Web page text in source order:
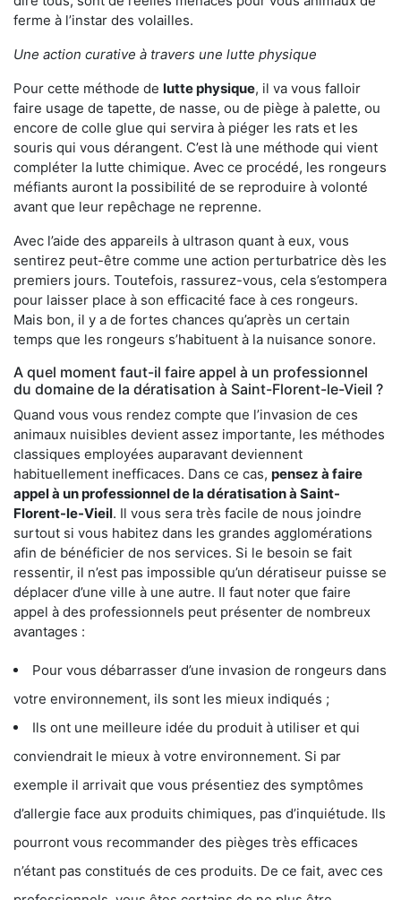
ferme à l’instar des volailles.
Une action curative à travers une lutte physique
Pour cette méthode de lutte physique, il va vous falloir
faire usage de tapette, de nasse, ou de piège à palette, ou
encore de colle glue qui servira à piéger les rats et les
souris qui vous dérangent. C’est là une méthode qui vient
compléter la lutte chimique. Avec ce procédé, les rongeurs
méfiants auront la possibilité de se reproduire à volonté
avant que leur repêchage ne reprenne.
Avec l’aide des appareils à ultrason quant à eux, vous
sentirez peut-être comme une action perturbatrice dès les
premiers jours. Toutefois, rassurez-vous, cela s’estompera
pour laisser place à son efficacité face à ces rongeurs.
Mais bon, il y a de fortes chances qu’après un certain
temps que les rongeurs s’habituent à la nuisance sonore.
A quel moment faut-il faire appel à un professionnel
du domaine de la dératisation à Saint-Florent-le-Vieil ?
Quand vous vous rendez compte que l’invasion de ces
animaux nuisibles devient assez importante, les méthodes
classiques employées auparavant deviennent
habituellement inefficaces. Dans ce cas, pensez à faire
appel à un professionnel de la dératisation à Saint-
Florent-le-Vieil. Il vous sera très facile de nous joindre
surtout si vous habitez dans les grandes agglomérations
afin de bénéficier de nos services. Si le besoin se fait
ressentir, il n’est pas impossible qu’un dératiseur puisse se
déplacer d’une ville à une autre. Il faut noter que faire
appel à des professionnels peut présenter de nombreux
avantages :
Pour vous débarrasser d’une invasion de rongeurs dans
votre environnement, ils sont les mieux indiqués ;
Ils ont une meilleure idée du produit à utiliser et qui
conviendrait le mieux à votre environnement. Si par
exemple il arrivait que vous présentiez des symptômes
d’allergie face aux produits chimiques, pas d’inquiétude. Ils
pourront vous recommander des pièges très efficaces
n’étant pas constitués de ces produits. De ce fait, avec ces